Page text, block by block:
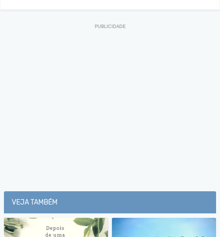
VEJA TAMBÉM